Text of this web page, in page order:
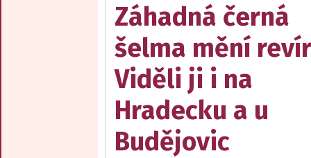
Záhadná černá
šelma mění
Viděli ji i na
Hradecku a u
Budějovic